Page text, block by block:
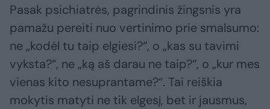
Pasak psichiatrės, pagrindinis žingsnis yra
pamažu pereiti nuo vertinimo prie smalsumo:
ne „kodėl tu taip elgiesi?“, o „kas su tavimi
vyksta?“, ne „ką aš darau ne taip?“, o „kur mes
vienas kito nesuprantame?“. Tai reiškia
mokytis matyti ne tik elgesį, bet ir jausmus,